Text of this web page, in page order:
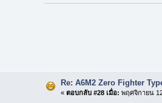
Re: A6M2 Zero Fighter
« ตอบกลับ #28 เมื่อ: พฤศจิกายน